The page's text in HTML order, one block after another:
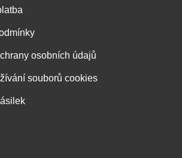
osobních údajů
souborů cookies